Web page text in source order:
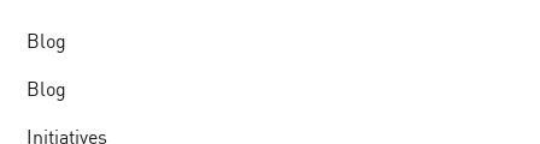
Blog
Blog
Initiatives